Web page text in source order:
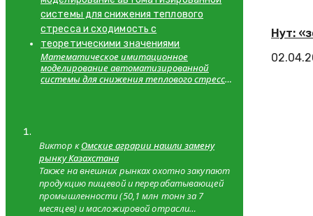
Нут:
Математическое имитационное
моделирование автоматизированной
системы для снижения теплового стресса
Виктор кОмские аграрии нашли замену
рынку Казахстана
Также на внешних рынках охотно закупают
продукцию пищевой и перерабатывающей
промышленности (50,1 млн тонн за 7
месяцев) и масложировой отрасли…